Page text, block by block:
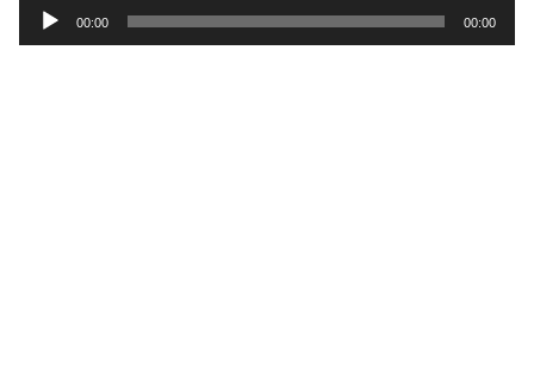
声
00:00 00:00